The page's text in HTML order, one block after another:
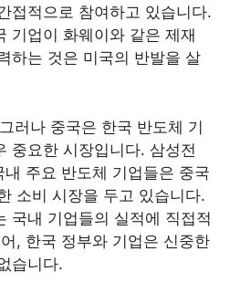
접적으로 참여하고 있습니다.
기업이 화웨이와 같은 제재
하는 것은 미국의 반발을 살
그러나 중국은 한국 반도체 기
중요한 시장입니다. 삼성전
주요 반도체 기업들은 중국
소비 시장을 두고 있습니다.
국내 기업들의 실적에 직접적
, 한국 정부와 기업은 신중한
습니다.